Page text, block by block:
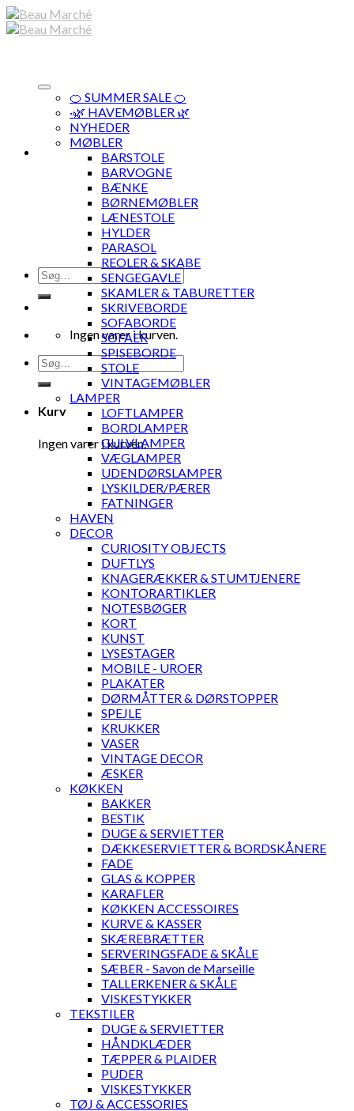
Skip
to
Søg
efter:
Ingen varer i kurven.
Søg
efter:
Kurv
Ingen varer i kurven.
🍊 SUMMER SALE 🍊
·🌿 HAVEMØBLER 🌿
NYHEDER
MØBLER
BARSTOLE
BARVOGNE
BÆNKE
BØRNEMØBLER
LÆNESTOLE
HYLDER
PARASOL
REOLER & SKABE
SENGEGAVLE
SKAMLER & TABURETTER
SKRIVEBORDE
SOFABORDE
SOFAER
SPISEBORDE
STOLE
VINTAGEMØBLER
LAMPER
LOFTLAMPER
BORDLAMPER
GULVLAMPER
VÆGLAMPER
UDENDØRSLAMPER
LYSKILDER/PÆRER
FATNINGER
HAVEN
DECOR
CURIOSITY OBJECTS
DUFTLYS
KNAGERÆKKER & STUMTJENERE
KONTORARTIKLER
NOTESBØGER
KORT
KUNST
LYSESTAGER
MOBILE - UROER
PLAKATER
DØRMÅTTER & DØRSTOPPER
SPEJLE
KRUKKER
VASER
VINTAGE DECOR
ÆSKER
KØKKEN
BAKKER
BESTIK
DUGE & SERVIETTER
DÆKKESERVIETTER & BORDSKÅNERE
FADE
GLAS & KOPPER
KARAFLER
KØKKEN ACCESSOIRES
KURVE & KASSER
SKÆREBRÆTTER
SERVERINGSFADE & SKÅLE
SÆBER - Savon de Marseille
TALLERKENER & SKÅLE
VISKESTYKKER
TEKSTILER
DUGE & SERVIETTER
HÅNDKLÆDER
TÆPPER & PLAIDER
PUDER
VISKESTYKKER
TØJ & ACCESSORIES